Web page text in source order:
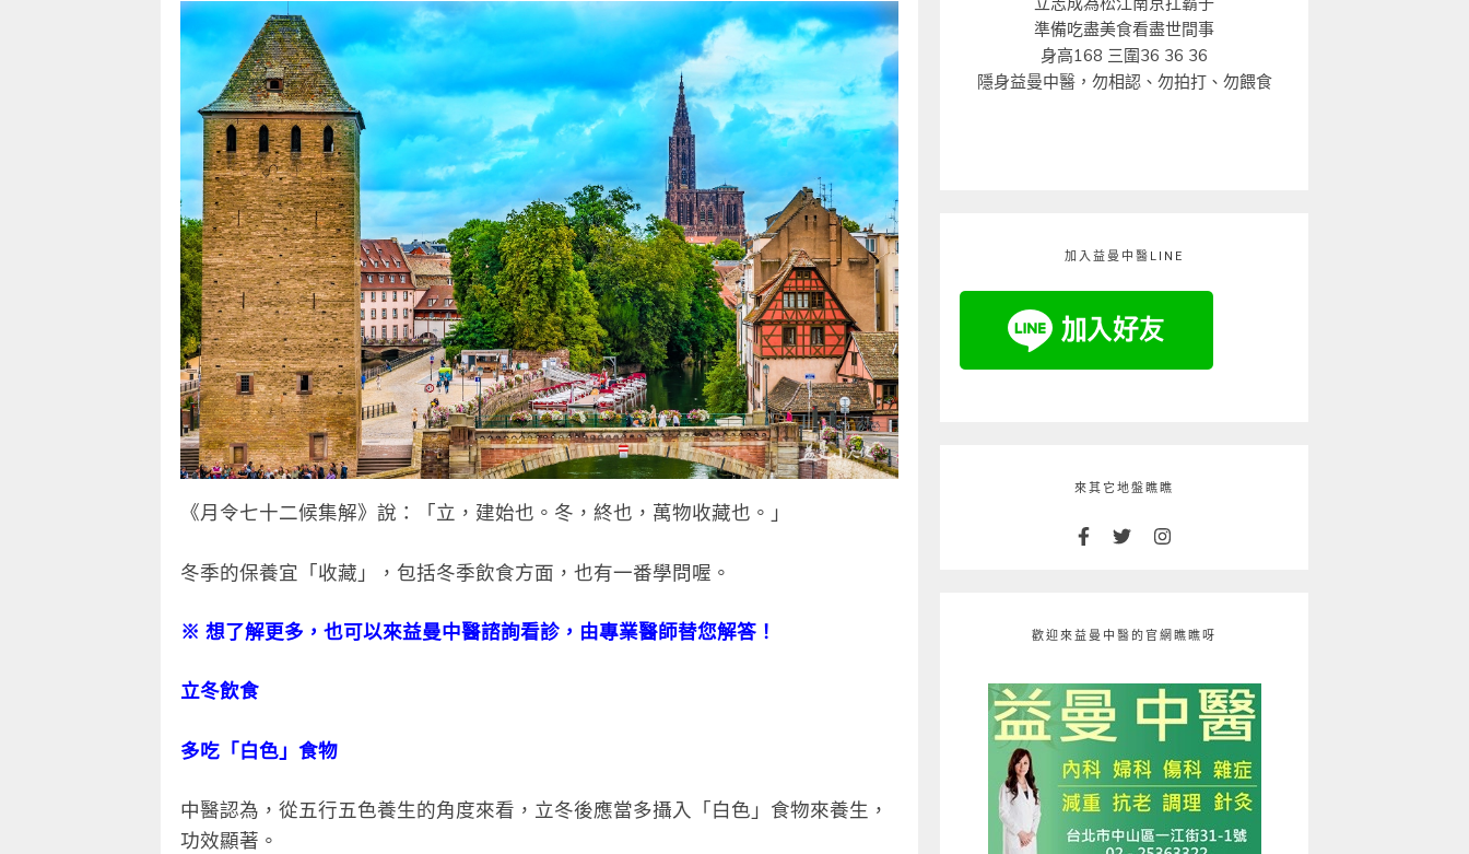
《月令七十二候集解》說：「立，建始也。冬，終也，萬物收藏也。」
冬季的保養宜「收藏」，包括冬季飲食方面，也有一番學問喔。
※ 想了解更多，也可以來益曼中醫諮詢看診，由專業醫師替您解答！
立冬飲食
多吃「白色」食物
中醫認為，從五行五色養生的角度來看，立冬後應當多攝入「白色」食物來養生，
功效顯著。
準備吃盡美食看盡世間事
身高168 三圍36 36 36
隱身益曼中醫，勿相認、勿拍打、勿餵食
加入益曼中醫LINE
來其它地盤瞧瞧
歡迎來益曼中醫的官網瞧瞧呀